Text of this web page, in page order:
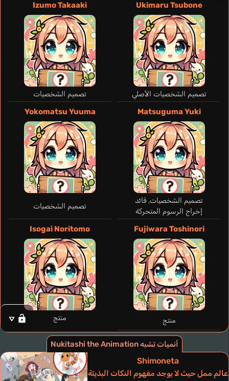
Ukimaru Tsubone
تصميم الشخصيات الأصلي
Izumo Takaaki
تصميم الشخصيات
Matsuguma Yuki
تصميم الشخصيات, قائد
إخراج الرسوم المتحركة
Yokomatsu Yuuma
تصميم الشخصيات
Fujiwara Toshinori
منتج
Isogai Noritomo
منتج
Tachibana
Junnosuke
Yanagi Kouhei
Nakada Arisa
Tachibana Asane
Koaki Ako
أنميات تشبه Nukitashi the Animation
Shimoneta
عالم ممل حيث لا يوجد مفهوم النكات البذيئة